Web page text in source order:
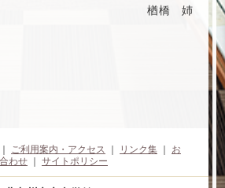
２ 楢橋 姉
ご利用案内・アクセス リンク集
お
わせ
サイトポリシー